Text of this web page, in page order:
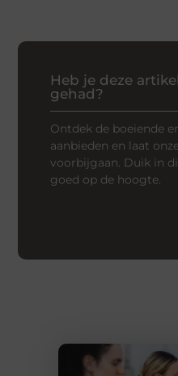
Heb je deze
gehad?
Ontdek de boeiende
aanbieden en laat
voorbijgaan. Duik in
goed op de hoogte.